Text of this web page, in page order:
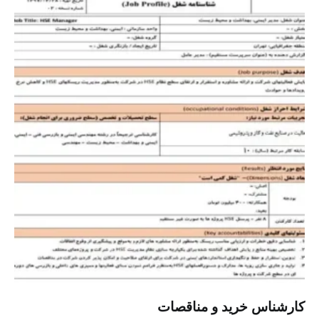
کارشناس خرید و مناقصات